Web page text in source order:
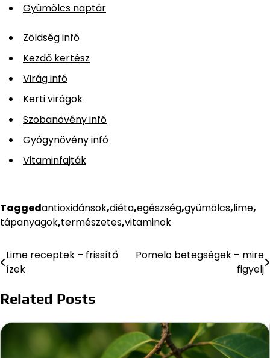
Gyümölcs naptár
Zöldség infó
Kezdő kertész
Virág infó
Kerti virágok
Szobanövény infó
Gyógynövény infó
Vitaminfajták
Taggedantioxidánsok,diéta,egészség,gyümölcs,lime,
tápanyagok,természetes,vitaminok
Bejegyzés
Lime receptek – frissítő
ízek
Pomelo betegségek – mire
figyelj
Related Posts